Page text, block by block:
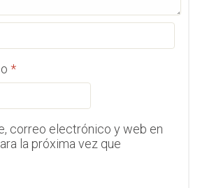
*
correo electrónico y web en
la próxima vez que